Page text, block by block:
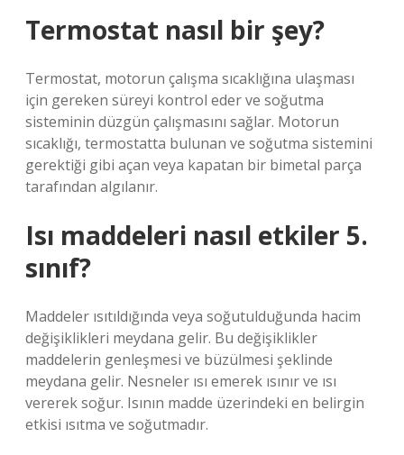
Termostat nasıl bir şey?
Termostat, motorun çalışma sıcaklığına ulaşması
için gereken süreyi kontrol eder ve soğutma
sisteminin düzgün çalışmasını sağlar. Motorun
sıcaklığı, termostatta bulunan ve soğutma sistemini
gerektiği gibi açan veya kapatan bir bimetal parça
tarafından algılanır.
Isı maddeleri nasıl etkiler 5.
sınıf?
Maddeler ısıtıldığında veya soğutulduğunda hacim
değişiklikleri meydana gelir. Bu değişiklikler
maddelerin genleşmesi ve büzülmesi şeklinde
meydana gelir. Nesneler ısı emerek ısınır ve ısı
vererek soğur. Isının madde üzerindeki en belirgin
etkisi ısıtma ve soğutmadır.